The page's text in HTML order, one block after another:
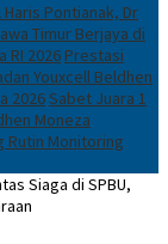
Pontianak, Dr
Timur Berjaya di
RI 2026 Prestasi
Youxcell Beldhen
2026Sabet Juara 1
Moneza
Rutin Monitoring
Siaga di SPBU,